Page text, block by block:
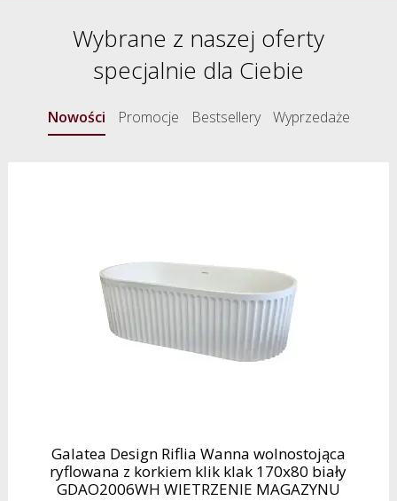
Wybrane z naszej oferty
specjalnie dla Ciebie
Nowości Promocje Bestsellery Wyprzedaże
Galatea Design Riflia Wanna wolnostojąca
ryflowana z korkiem klik klak 170x80 biały
GDAO2006WH WIETRZENIE MAGAZYNU